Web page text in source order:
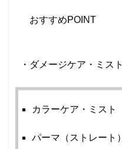
おすすめPOINT
・ダメージケア・ミスト
カラーケア・ミスト
パーマ（ストレート）